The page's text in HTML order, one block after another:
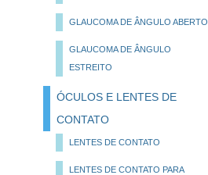
GLAUCOMA DE ÂNGULO ABERTO
GLAUCOMA DE ÂNGULO
ESTREITO
ÓCULOS E LENTES DE
CONTATO
LENTES DE CONTATO
LENTES DE CONTATO PARA